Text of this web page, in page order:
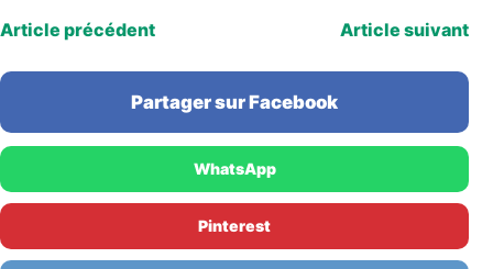
Article précédent Article suivant
Partager sur Facebook
WhatsApp
Pinterest